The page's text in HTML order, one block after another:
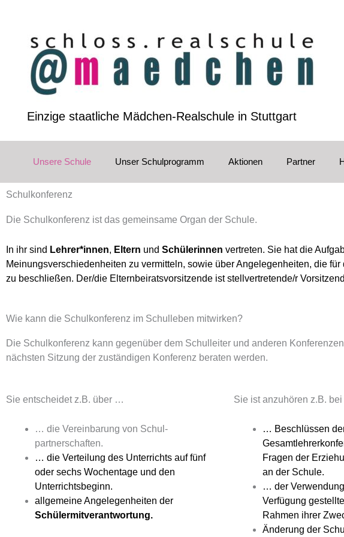
springen
Einzige staatliche Mädchen-Realschule in Stuttgart
Unsere Schule Unser Schulprogramm Aktionen Partner
Schulkonferenz
Die Schulkonferenz ist das gemeinsame Organ der Schule.
In ihr sind Lehrer*innen, Eltern und Schülerinnen vertreten. Sie hat die
Meinungsverschiedenheiten zu vermitteln, sowie über Angelegenheiten, die
zu beschließen. Der/die Elternbeiratsvorsitzende ist stellvertretende/r
Wie kann die Schulkonferenz im Schulleben mitwirken?
Die Schulkonferenz kann gegenüber dem Schulleiter und anderen
nächsten Sitzung der zuständigen Konferenz beraten werden.
Sie entscheidet z.B. über …
… die Vereinbarung von Schul-
partnerschaften.
… die Verteilung des Unterrichts auf fünf
oder sechs Wochentage und den
Unterrichtsbeginn.
allgemeine Angelegenheiten der
Schülermitverantwortung.
Sie ist anzuhören z.B.
… Beschlüssen
Fragen der
an der Schule.
… der
Verfügung
Rahmen ihrer
Änderung der